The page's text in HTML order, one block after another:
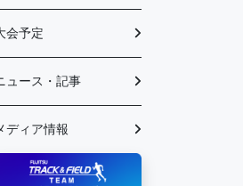
会予定
ュース・記事
ディア情報